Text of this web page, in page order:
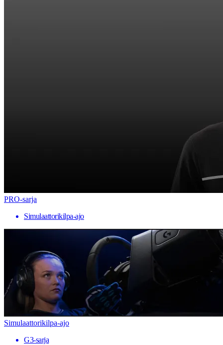
PRO-sarja
Simulaattorikilpa-ajo
Simulaattorikilpa-ajo
G3-sarja